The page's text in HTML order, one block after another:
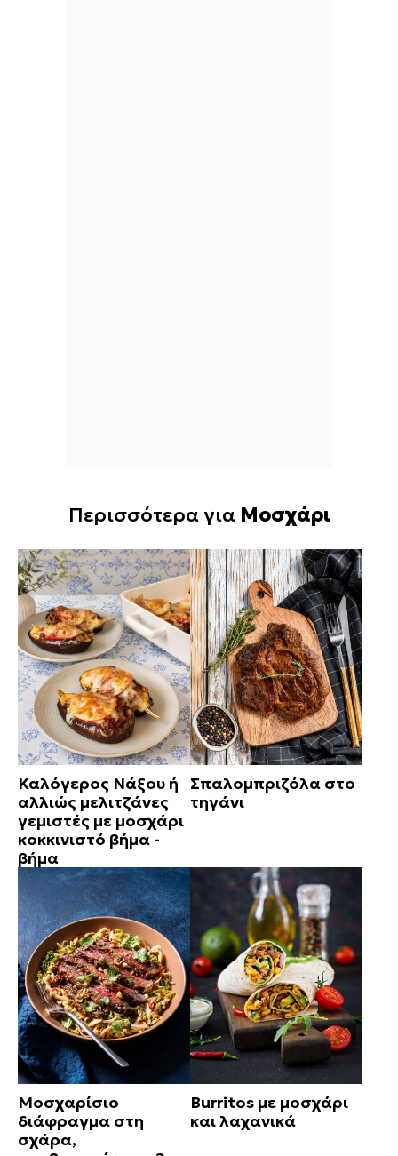
Περισσότερα για Μοσχάρι
Καλόγερος Νάξου ή
αλλιώς μελιτζάνες
γεμιστές με μοσχάρι
κοκκινιστό βήμα -
βήμα
Σπαλομπριζόλα στο
τηγάνι
Μοσχαρίσιο
διάφραγμα στη
σχάρα,
Burritos με μοσχάρι
και λαχανικά